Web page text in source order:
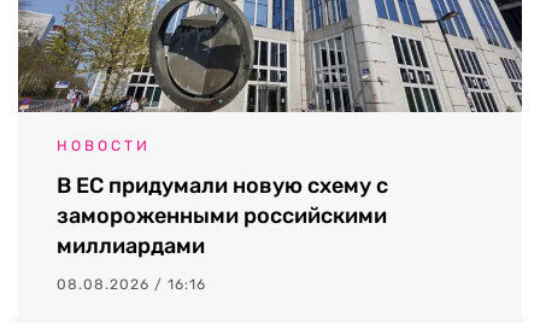
НОВОСТИ
В ЕС придумали новую схему с
замороженными российскими
миллиардами
08.08.2026 / 16:16